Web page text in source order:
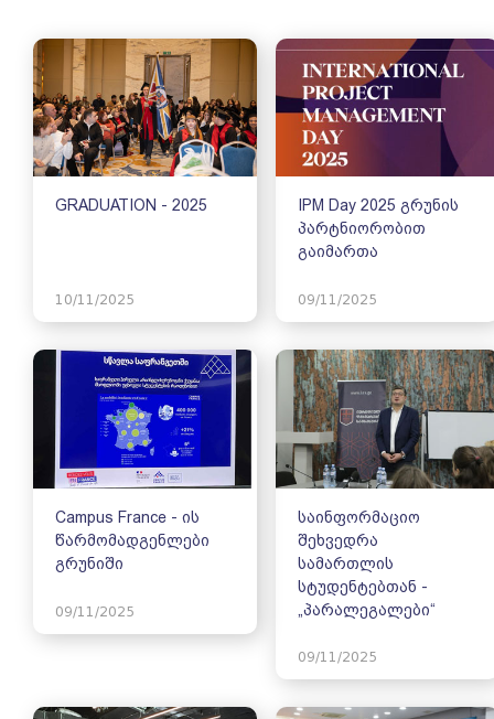
GRADUATION - 2025
10/11/2025
IPM Day 2025 გრუნის
პარტნიორობით
გაიმართა
09/11/2025
Campus France - ის
წარმომადგენლები
გრუნიში
09/11/2025
საინფორმაციო
შეხვედრა
სამართლის
სტუდენტებთან -
„პარალეგალები“
09/11/2025